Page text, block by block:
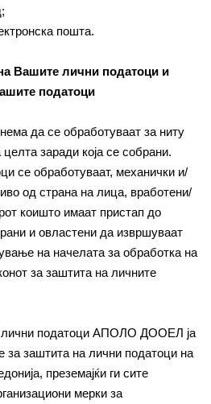
пошта.
Вашите лични податоци и
податоци
да се обработуваат за ниту
заради која се собрани.
се обработуваат, механички и/
од страна на лица, вработени/
коишто имаат пристап до
и овластени да извршуваат
на начелата за обработка на
за заштита на личните
лични податоци АПОЛО ДООЕЛ ја
за заштита на лични податоци на
преземајќи ги сите
мерки за